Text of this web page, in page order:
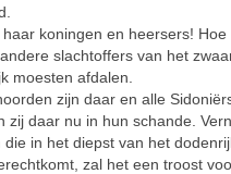
koningen en heersers!
slachtoffers van het
moesten afdalen.
zijn daar en alle
zij daar nu in hun schande.
in het diepst van het
zal het een troost